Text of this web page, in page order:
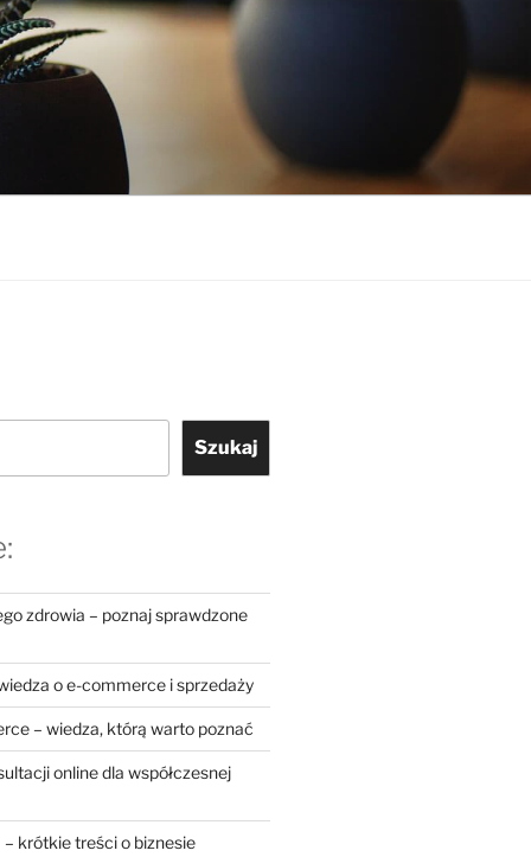
Szukaj
zdrowia – poznaj sprawdzone
o e-commerce i sprzedaży
– wiedza, którą warto poznać
online dla współczesnej
– krótkie treści o biznesie